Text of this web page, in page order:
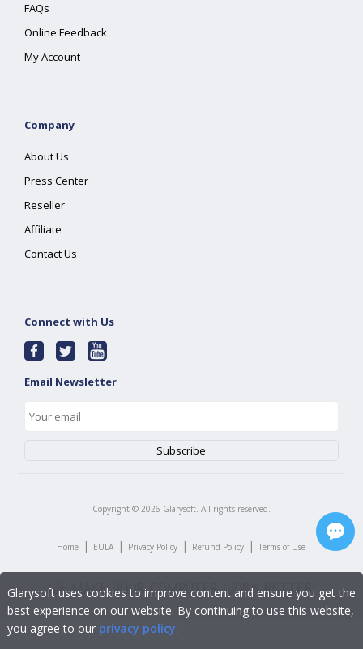
FAQs
Online Feedback
My Account
Company
About Us
Press Center
Reseller
Affiliate
Contact Us
Connect with Us
Email Newsletter
Copyright © 2026 Glarysoft. All rights reserved.
Home | EULA | Privacy Policy | Refund Policy | Terms of Use
Glarysoft uses cookies to improve content and ensure you get the
best experience on our website. By continuing to use this website,
you agree to our privacy policy.